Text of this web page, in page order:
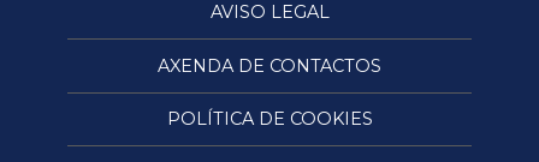
AVISO LEGAL
AXENDA DE CONTACTOS
POLÍTICA DE COOKIES